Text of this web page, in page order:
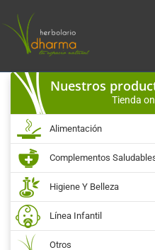
Nuestros
Tienda
Alimentación
Complementos
Higiene Y Belleza
Línea Infantil
Otros